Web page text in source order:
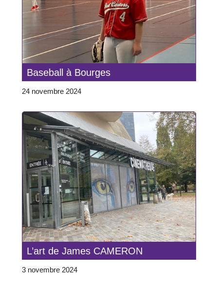
Baseball à Bourges
24 novembre 2024
L’art de James CAMERON
3 novembre 2024